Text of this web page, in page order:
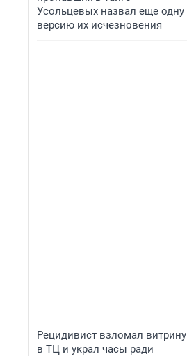
Усольцевых назвал еще одну
версию их исчезновения
Рецидивист взломал витрину
в ТЦ и украл часы ради